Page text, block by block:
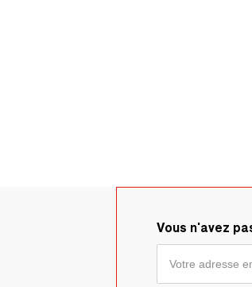
Vous n'avez